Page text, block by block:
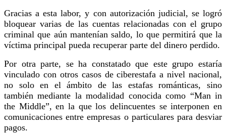
Gracias a esta labor, y con autorización judicial, se logró
bloquear varias de las cuentas relacionadas con el grupo
criminal que aún mantenían saldo, lo que permitirá que la
víctima principal pueda recuperar parte del dinero perdido.
Por otra parte, se ha constatado que este grupo estaría
vinculado con otros casos de ciberestafa a nivel nacional,
no solo en el ámbito de las estafas románticas, sino
también mediante la modalidad conocida como “Man in
the Middle”, en la que los delincuentes se interponen en
comunicaciones entre empresas o particulares para desviar
pagos.